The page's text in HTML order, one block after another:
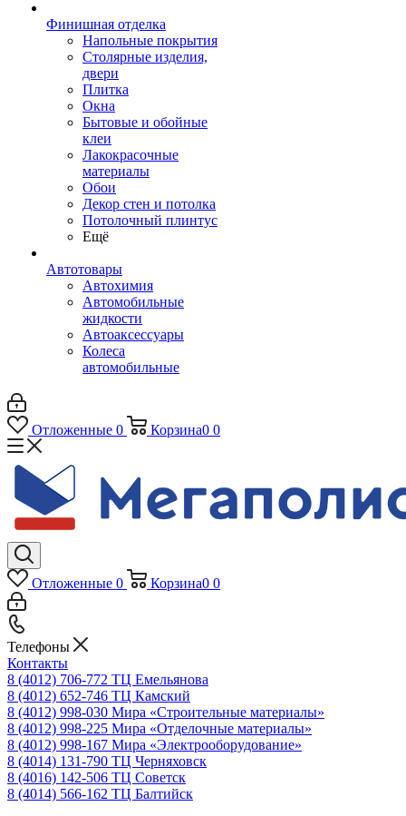
Финишная отделка
Напольные покрытия
Столярные изделия,
двери
Плитка
Окна
Бытовые и обойные
клеи
Лакокрасочные
материалы
Обои
Декор стен и потолка
Потолочный плинтус
Ещё
Автотовары
Автохимия
Автомобильные
жидкости
Автоаксессуары
Колеса
автомобильные
Отложенные 0 Корзина0 0
Отложенные 0 Корзина0 0
Телефоны
Контакты
8 (4012) 706-772 ТЦ Емельянова
8 (4012) 652-746 ТЦ Камский
8 (4012) 998-030 Мира «Строительные материалы»
8 (4012) 998-225 Мира «Отделочные материалы»
8 (4012) 998-167 Мира «Электрооборудование»
8 (4014) 131-790 ТЦ Черняховск
8 (4016) 142-506 ТЦ Советск
8 (4014) 566-162 ТЦ Балтийск